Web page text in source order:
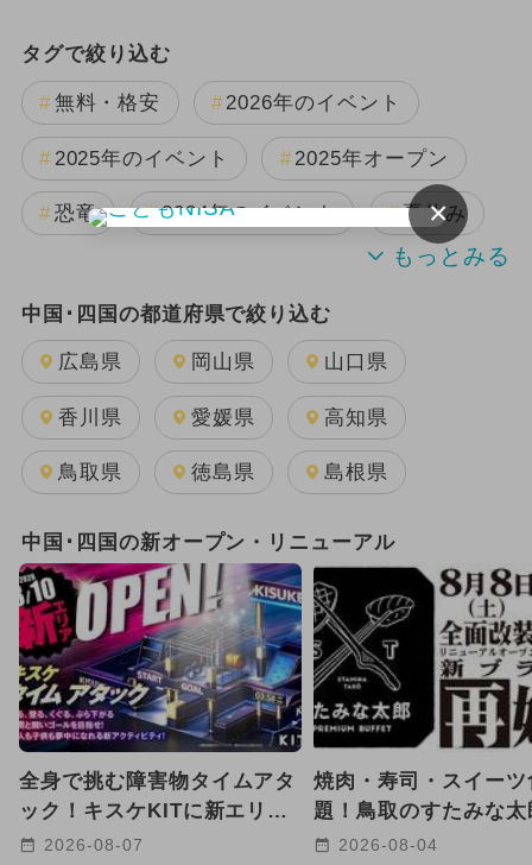
タグで絞り込む
無料・格安 2026年のイベント
2025年のイベント 2025年オープン
恐竜 2024年のイベント 夏休み
2024年7月のイベント
2025年11月のイベント
2025年8月のイベント
2025年12月のイベント
2025年10月のイベント
2024年11月のイベント
2025年9月のイベント 雨の日OK
2025年3月のイベント
2026年1月のイベント
2024年12月のイベント
中国･四国の都道府県で絞り込む
広島県 岡山県 山口県
香川県 愛媛県 高知県
鳥取県 徳島県 島根県
中国･四国の新オープン・リニューアル
全身で挑む障害物タイムアタ
ック！キスケKITに新エリア
が誕生【愛媛・松山】
2026-08-07
焼肉・寿司・スイーツ
題！鳥取のすたみな太
8/8リニューアルオー
2026-08-04
×